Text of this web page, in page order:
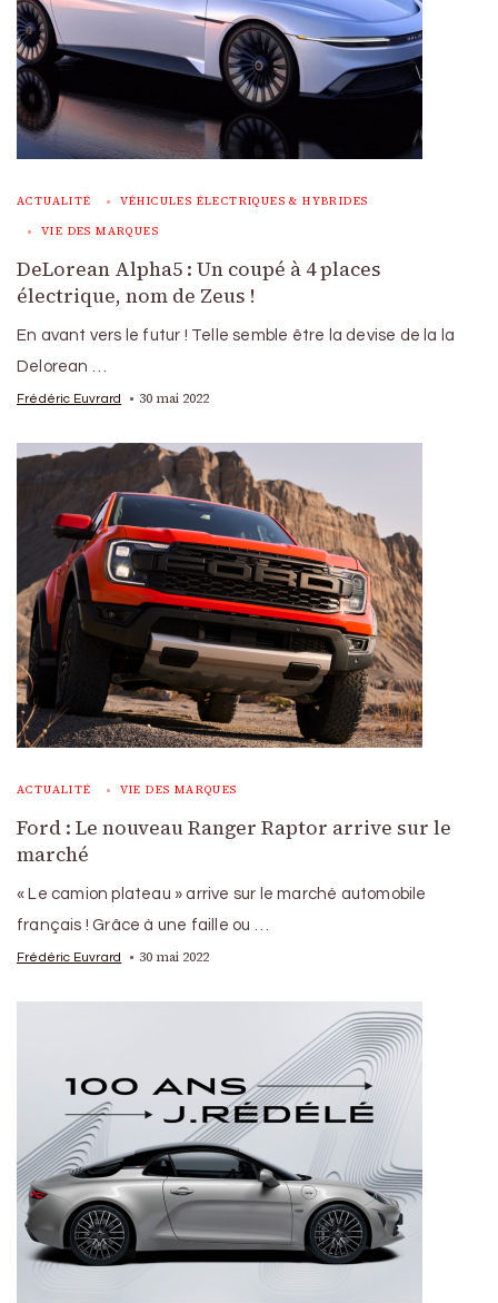
ACTUALITÉ VÉHICULES ÉLECTRIQUES & HYBRIDES
VIE DES MARQUES
DeLorean Alpha5 : Un coupé à 4 places
électrique, nom de Zeus !
En avant vers le futur ! Telle semble être la devise de la la
Delorean …
Frédéric Euvrard 30 mai 2022
ACTUALITÉ VIE DES MARQUES
Ford : Le nouveau Ranger Raptor arrive sur le
marché
« Le camion plateau » arrive sur le marché automobile
français ! Grâce à une faille ou …
Frédéric Euvrard 30 mai 2022